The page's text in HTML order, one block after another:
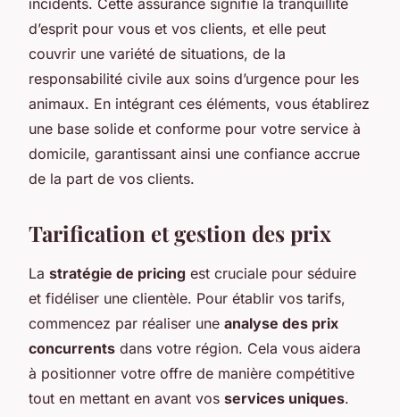
d’esprit pour vous et vos clients, et elle peut
couvrir une variété de situations, de la
responsabilité civile aux soins d’urgence pour les
animaux. En intégrant ces éléments, vous établirez
une base solide et conforme pour votre service à
domicile, garantissant ainsi une confiance accrue
de la part de vos clients.
Tarification et gestion des prix
La stratégie de pricing est cruciale pour séduire
et fidéliser une clientèle. Pour établir vos tarifs,
commencez par réaliser une analyse des prix
concurrents dans votre région. Cela vous aidera
à positionner votre offre de manière compétitive
tout en mettant en avant vos services uniques.